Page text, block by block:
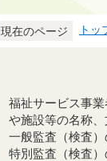
現在のページ トッ
福祉サービス事
や施設等の名称
一般監査（検査
特別監査（検査